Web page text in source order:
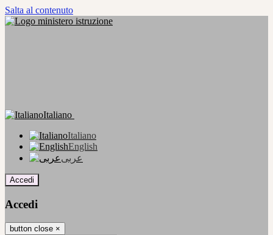
Salta al contenuto
Italiano
Italiano
English
عربى
Accedi
Accedi
button close ×